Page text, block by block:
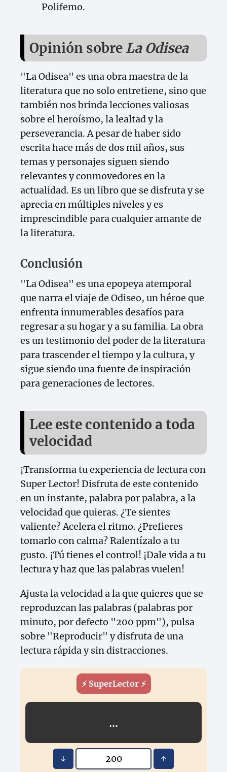
Polifemo.
Opinión sobre La Odisea
"La Odisea" es una obra maestra de la
literatura que no solo entretiene, sino que
también nos brinda lecciones valiosas
sobre el heroísmo, la lealtad y la
perseverancia. A pesar de haber sido
escrita hace más de dos mil años, sus
temas y personajes siguen siendo
relevantes y conmovedores en la
actualidad. Es un libro que se disfruta y se
aprecia en múltiples niveles y es
imprescindible para cualquier amante de
la literatura.
Conclusión
"La Odisea" es una epopeya atemporal
que narra el viaje de Odiseo, un héroe que
enfrenta innumerables desafíos para
regresar a su hogar y a su familia. La obra
es un testimonio del poder de la literatura
para trascender el tiempo y la cultura, y
sigue siendo una fuente de inspiración
para generaciones de lectores.
Lee este contenido a toda
velocidad
¡Transforma tu experiencia de lectura con
Super Lector! Disfruta de este contenido
en un instante, palabra por palabra, a la
velocidad que quieras. ¿Te sientes
valiente? Acelera el ritmo. ¿Prefieres
tomarlo con calma? Ralentízalo a tu
gusto. ¡Tú tienes el control! ¡Dale vida a tu
lectura y haz que las palabras vuelen!
Ajusta la velocidad a la que quieres que se
reproduzcan las palabras (palabras por
minuto, por defecto "200 ppm"), pulsa
sobre "Reproducir" y disfruta de una
lectura rápida y sin distracciones.
⚡️ SuperLector ⚡️
...
↓ ↑